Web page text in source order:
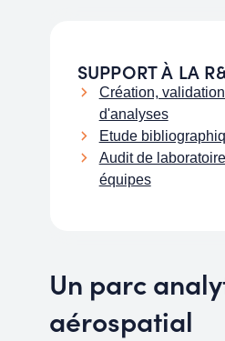
SUPPORT À LA
Création,
d'analyses
Etude
Audit de laboratoire
équipes
Un parc
aérospatial